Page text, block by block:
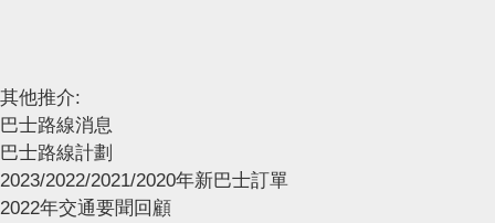
其他推介:
巴士路線消息
巴士路線計劃
2023/2022/2021/2020年新巴士訂單
2022年交通要聞回顧